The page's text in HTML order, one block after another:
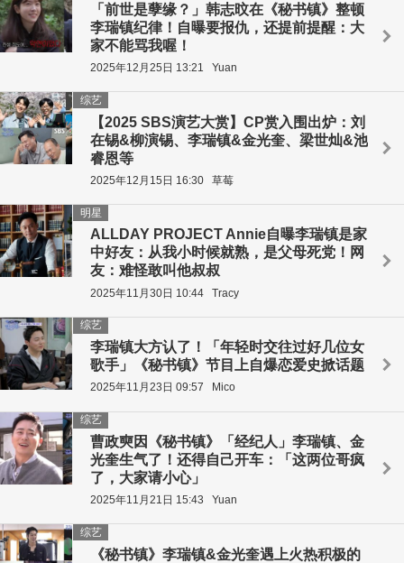
「前世是孽缘？」韩志旼在《秘书镇》整顿
李瑞镇纪律！自曝要报仇，还提前提醒：大
家不能骂我喔！
2025年12月25日 13:21 Yuan
【2025 SBS演艺大赏】CP赏入围出炉：刘
在锡&柳演锡、李瑞镇&金光奎、梁世灿&池
睿恩等
综艺
2025年12月15日 16:30 草莓
ALLDAY PROJECT Annie自曝李瑞镇是家
中好友：从我小时候就熟，是父母死党！网
友：难怪敢叫他叔叔
明星
2025年11月30日 10:44 Tracy
李瑞镇大方认了！「年轻时交往过好几位女
歌手」《秘书镇》节目上自爆恋爱史掀话题
综艺
2025年11月23日 09:57 Mico
曹政奭因《秘书镇》「经纪人」李瑞镇、金
光奎生气了！还得自己开车：「这两位哥疯
了，大家请小心」
综艺
2025年11月21日 15:43 Yuan
《秘书镇》李瑞镇&金光奎遇上火热积极的
综艺